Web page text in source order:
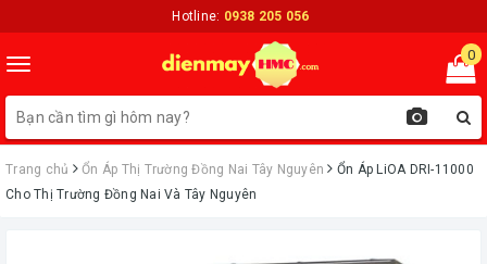
Hotline: 0938 205 056
Toggle
navigation
0
Trang chủ Ổn Áp Thị Trường Đồng Nai Tây Nguyên
Ổn Áp LiOA DRI-11000
Cho Thị Trường Đồng Nai Và Tây Nguyên